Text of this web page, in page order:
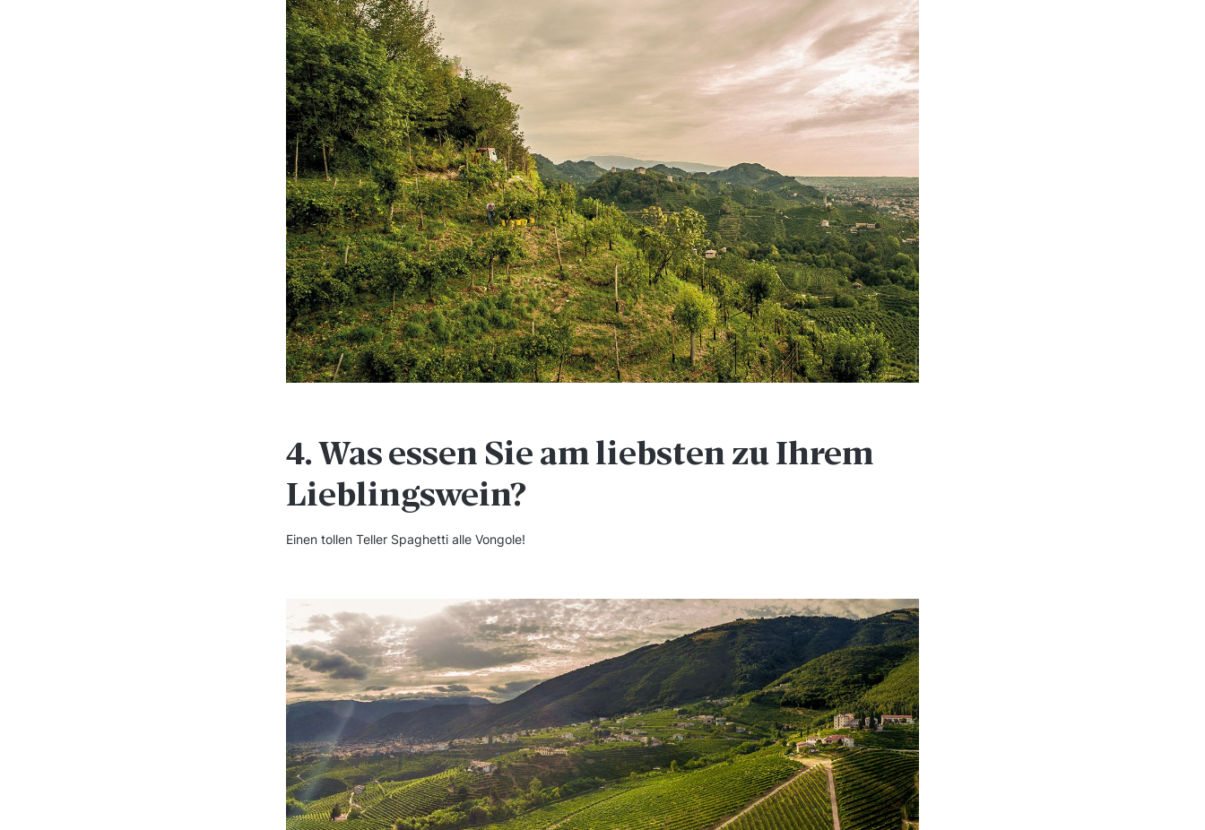
4. Was essen Sie am liebsten zu Ihrem
Lieblingswein?
Einen tollen Teller Spaghetti alle Vongole!